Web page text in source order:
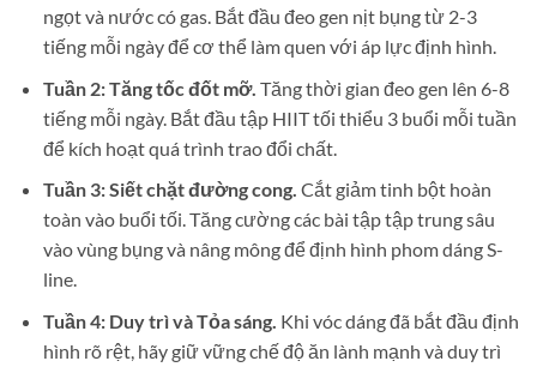
ngọt và nước có gas. Bắt đầu đeo gen nịt bụng từ 2-3
tiếng mỗi ngày để cơ thể làm quen với áp lực định hình.
Tuần 2: Tăng tốc đốt mỡ. Tăng thời gian đeo gen lên 6-8
tiếng mỗi ngày. Bắt đầu tập HIIT tối thiểu 3 buổi mỗi tuần
để kích hoạt quá trình trao đổi chất.
Tuần 3: Siết chặt đường cong. Cắt giảm tinh bột hoàn
toàn vào buổi tối. Tăng cường các bài tập tập trung sâu
vào vùng bụng và nâng mông để định hình phom dáng S-
line.
Tuần 4: Duy trì và Tỏa sáng. Khi vóc dáng đã bắt đầu định
hình rõ rệt, hãy giữ vững chế độ ăn lành mạnh và duy trì